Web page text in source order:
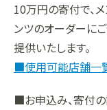
決算説明会動画（ア
配当について
CST株式会社
日本カタン株式会社
採用情報
社員インタビュー
10万円の寄付で、メ
ンツのオーダーに
提供いたします。
■使用可能店舗一
■お申込み、寄付